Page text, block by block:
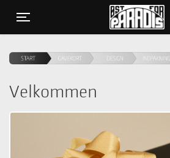
Toggle navigation
Øst for Paradis